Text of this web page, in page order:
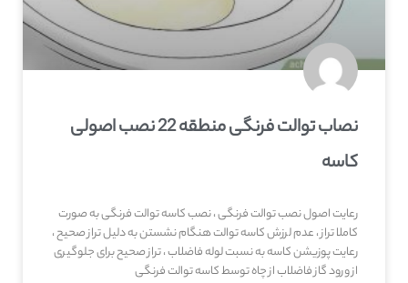
نصاب توالت فرنگی منطقه 22 نصب اصولی
کاسه
رعایت اصول نصب توالت فرنگی ، نصب کاسه توالت فرنگی به صورت
کاملا تراز ، عدم لرزش کاسه توالت هنگام نشستن به دلیل تراز صحیح ،
رعایت پوزیشن کاسه به نسبت لوله فاضلاب ، تراز صحیح برای جلوگیری
از ورود گاز فاضلاب از چاه توسط کاسه توالت فرنگی